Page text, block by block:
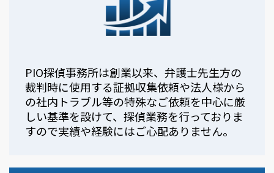
PIO探偵事務所は創業以来、弁護士先生方の
裁判時に使用する証拠収集依頼や法人様から
の社内トラブル等の特殊なご依頼を中心に厳
しい基準を設けて、探偵業務を行っておりま
すので実績や経験にはご心配ありません。